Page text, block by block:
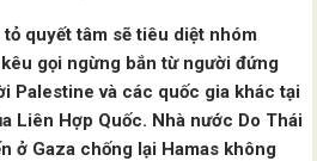
quyết tâm sẽ tiêu diệt nhóm
gọi ngừng bắn từ người đứng
Palestine và các quốc gia khác tại
Liên Hợp Quốc. Nhà nước Do Thái
ở Gaza chống lại Hamas không